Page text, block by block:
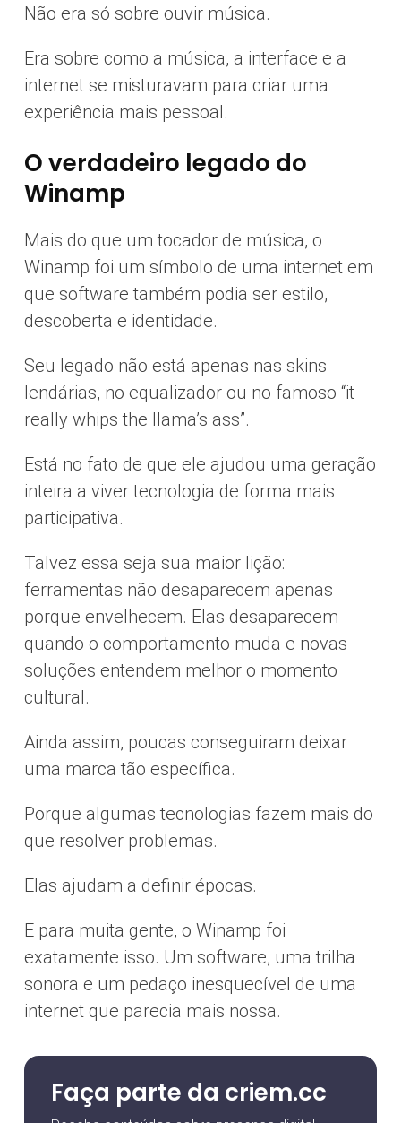
Não era só sobre ouvir música.
Era sobre como a música, a interface e a
internet se misturavam para criar uma
experiência mais pessoal.
O verdadeiro legado do
Winamp
Mais do que um tocador de música, o
Winamp foi um símbolo de uma internet em
que software também podia ser estilo,
descoberta e identidade.
Seu legado não está apenas nas skins
lendárias, no equalizador ou no famoso “it
really whips the llama’s ass”.
Está no fato de que ele ajudou uma geração
inteira a viver tecnologia de forma mais
participativa.
Talvez essa seja sua maior lição:
ferramentas não desaparecem apenas
porque envelhecem. Elas desaparecem
quando o comportamento muda e novas
soluções entendem melhor o momento
cultural.
Ainda assim, poucas conseguiram deixar
uma marca tão específica.
Porque algumas tecnologias fazem mais do
que resolver problemas.
Elas ajudam a definir épocas.
E para muita gente, o Winamp foi
exatamente isso. Um software, uma trilha
sonora e um pedaço inesquecível de uma
internet que parecia mais nossa.
Faça parte da criem.cc